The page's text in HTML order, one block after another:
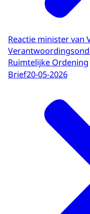
Reactie minister van
Ruimtelijke Ordening
Brief20-05-2026